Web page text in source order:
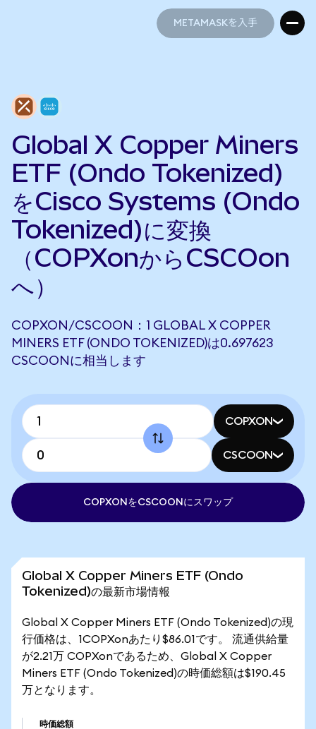
METAMASKを入手
Global X Copper Miners
ETF (Ondo Tokenized)
をCisco Systems (Ondo
Tokenized)に変換
（COPXonからCSCOon
へ）
COPXON/CSCOON：1 GLOBAL X COPPER
MINERS ETF (ONDO TOKENIZED)は0.697623
CSCOONに相当します
COPXON
CSCOON
COPXONをCSCOONにスワップ
Global X Copper Miners ETF (Ondo
Tokenized)の最新市場情報
Global X Copper Miners ETF (Ondo Tokenized)の現
行価格は、1COPXonあたり$86.01です。 流通供給量
が2.21万 COPXonであるため、Global X Copper
Miners ETF (Ondo Tokenized)の時価総額は$190.45
万となります。
時価総額